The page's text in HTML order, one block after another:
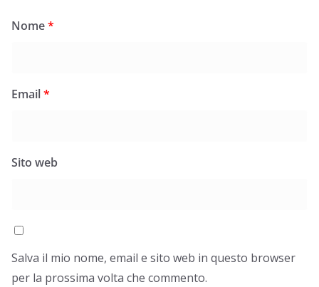
Nome*
Email*
Sito web
Salva il mio nome, email e sito web in questo browser
per la prossima volta che commento.